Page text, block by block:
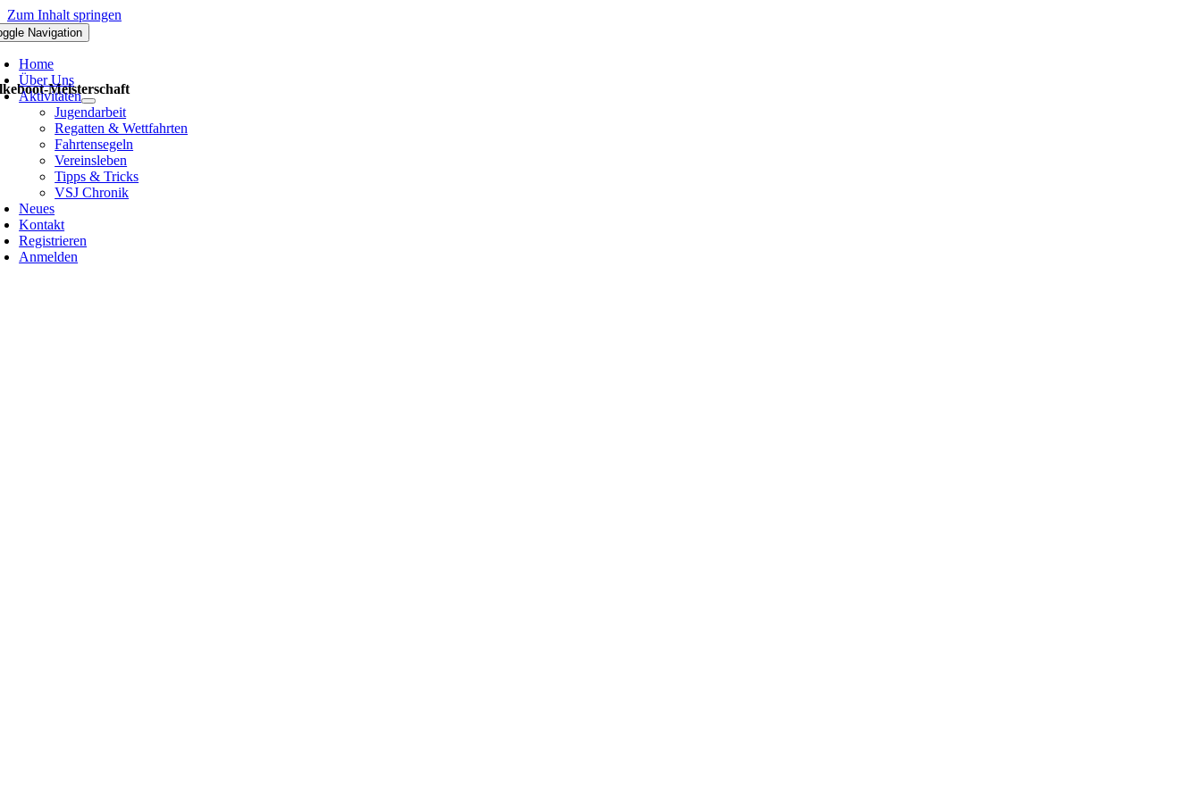
Zum Inhalt springen
Navigation
Home
Über Uns
Aktivitäten
Jugendarbeit
Regatten & Wettfahrten
Fahrtensegeln
Vereinsleben
Tipps & Tricks
VSJ Chronik
Neues
Kontakt
Registrieren
Anmelden
Meisterschaft